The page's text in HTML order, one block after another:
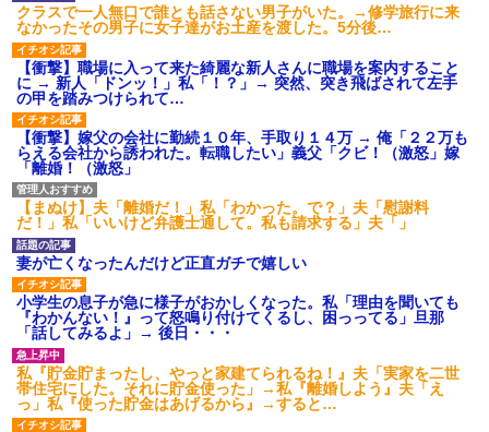
クラスで一人無口で誰とも話さない男子がいた。→修学旅行に来
なかったその男子に女子達がお土産を渡した。5分後…
【衝撃】職場に入って来た綺麗な新人さんに職場を案内すること
に → 新人「ドンッ！」私「！？」→ 突然、突き飛ばされて左手
の甲を踏みつけられて…
【衝撃】嫁父の会社に勤続１０年、手取り１４万 → 俺「２２万も
らえる会社から誘われた。転職したい」義父「クビ！（激怒」嫁
「離婚！（激怒」
【まぬけ】夫「離婚だ！」私「わかった。で？」夫「慰謝料
だ！」私「いいけど弁護士通して。私も請求する」夫「」
妻が亡くなったんだけど正直ガチで嬉しい
小学生の息子が急に様子がおかしくなった。私「理由を聞いても
『わかんない！』って怒鳴り付けてくるし、困っってる」旦那
「話してみるよ」→ 後日・・・
私『貯金貯まったし、やっと家建てられるね！』夫「実家を二世
帯住宅にした。それに貯金使った」→私『離婚しよう』夫「え
っ」私『使った貯金はあげるから』→すると…